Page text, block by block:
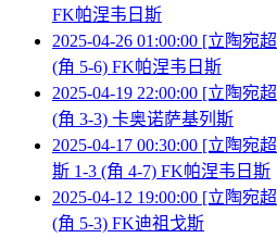
FK帕涅韦日斯
2025-04-26 01:00:00 [立陶宛
(角 5-6) FK帕涅韦日斯
2025-04-19 22:00:00 [立陶宛
(角 3-3) 卡奥诺萨基列斯
2025-04-17 00:30:00 [立陶宛
斯 1-3 (角 4-7) FK帕涅韦日斯
2025-04-12 19:00:00 [立陶宛
(角 5-3) FK迪祖戈斯